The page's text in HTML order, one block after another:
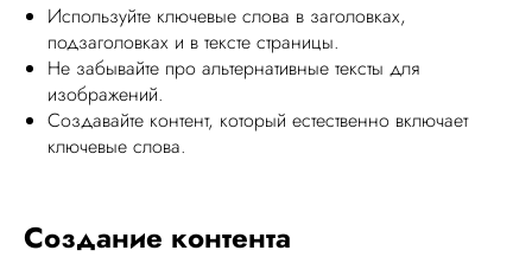
Используйте ключевые слова в заголовках,
подзаголовках и в тексте страницы.
Не забывайте про альтернативные тексты для
изображений.
Создавайте контент, который естественно включает
ключевые слова.
Создание контента